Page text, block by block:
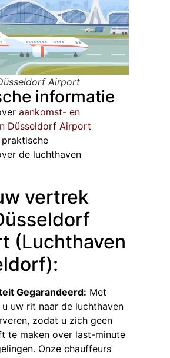
Airport
informatie
aankomst- en
Düsseldorf Airport
de luchthaven
vertrek
(Luchthaven
Gegarandeerd: Met
uw rit naar de luchthaven
zodat u zich geen
te maken over last-minute
Onze chauffeurs